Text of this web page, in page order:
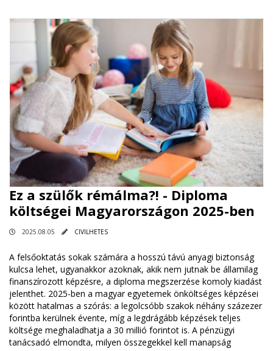
Ez a szülők rémálma?! - Diploma
költségei Magyarországon 2025-ben
2025.08.05 CIVILHETES
A felsőoktatás sokak számára a hosszú távú anyagi biztonság
kulcsa lehet, ugyanakkor azoknak, akik nem jutnak be államilag
finanszírozott képzésre, a diploma megszerzése komoly kiadást
jelenthet. 2025-ben a magyar egyetemek önköltséges képzései
között hatalmas a szórás: a legolcsóbb szakok néhány százezer
forintba kerülnek évente, míg a legdrágább képzések teljes
költsége meghaladhatja a 30 millió forintot is. A pénzügyi
tanácsadó elmondta, milyen összegekkel kell manapság